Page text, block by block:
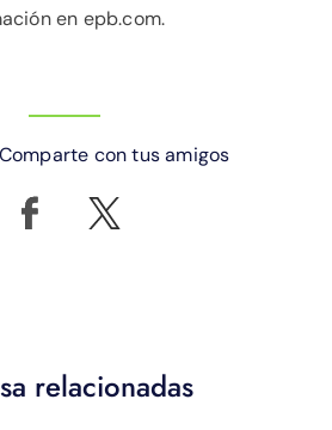
en epb.com.
con tus amigos
relacionadas